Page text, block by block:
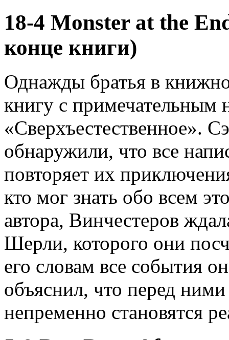
18-4 Monster at the
конце книги)
Однажды братья в
книгу с примечательным
«Сверхъестественное».
обнаружили, что все
повторяет их
кто мог знать обо всем
автора, Винчестеров
Шерли, которого они
его словам все события
объяснил, что перед
непременно становятся